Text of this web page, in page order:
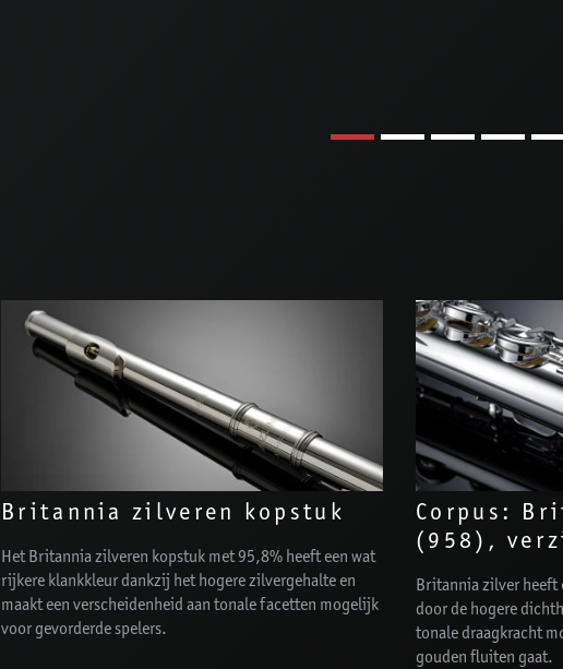
Britannia zilveren kopstuk
Het Britannia zilveren kopstuk met 95,8% heeft een wat
rijkere klankkleur dankzij het hogere zilvergehalte en
maakt een verscheidenheid aan tonale facetten mogelijk
voor gevorderde spelers.
Corpus:
(958),
Britannia zilver heeft
door de hogere
tonale draagkracht
gouden fluiten gaat.